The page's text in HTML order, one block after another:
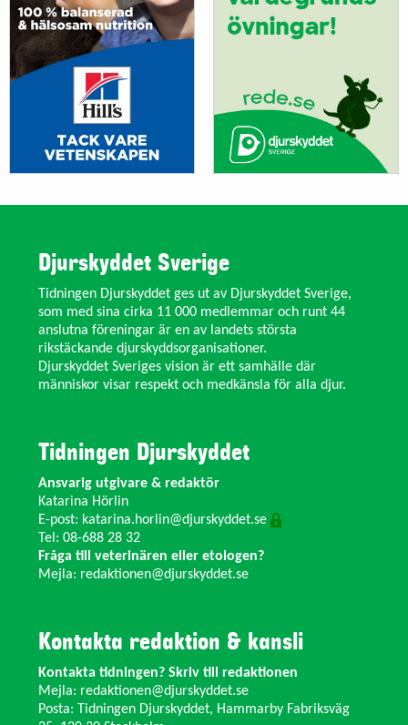
Djurskyddet Sverige
Tidningen Djurskyddet ges ut av Djurskyddet Sverige,
som med sina cirka 11 000 medlemmar och runt 44
anslutna föreningar är en av landets största
rikstäckande djurskyddsorganisationer.
Djurskyddet Sveriges vision är ett samhälle där
människor visar respekt och medkänsla för alla djur.
Tidningen Djurskyddet
Ansvarig utgivare & redaktör
Katarina Hörlin
E-post: katarina.horlin@djurskyddet.se
Tel: 08-688 28 32
Fråga till veterinären eller etologen?
Mejla: redaktionen@djurskyddet.se
Kontakta redaktion & kansli
Kontakta tidningen? Skriv till redaktionen
Mejla: redaktionen@djurskyddet.se
Posta: Tidningen Djurskyddet, Hammarby Fabriksväg